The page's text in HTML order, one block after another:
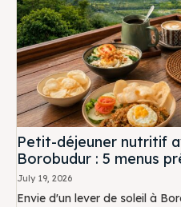
Petit-déjeuner nutritif
Borobudur : 5 menus
July 19, 2026
Envie d'un lever de soleil à